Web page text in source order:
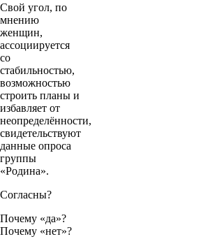
Свой угол, по
мнению
женщин,
ассоциируется
со
стабильностью,
возможностью
строить планы и
избавляет от
неопределённости,
свидетельствуют
данные опроса
группы
«Родина».
Согласны?
Почему «да»?
Почему «нет»?